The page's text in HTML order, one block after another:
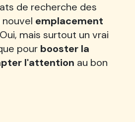
de recherche des
nouvel emplacement
mais surtout un vrai
pour booster la
l'attention au bon